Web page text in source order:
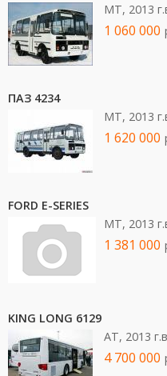
MT, 2013
1 060 000
ПАЗ 4234
MT, 2013
1 620 000
FORD E-SERIES
MT, 2013
1 381 000
KING LONG 6129
AT, 2013
4 700 000